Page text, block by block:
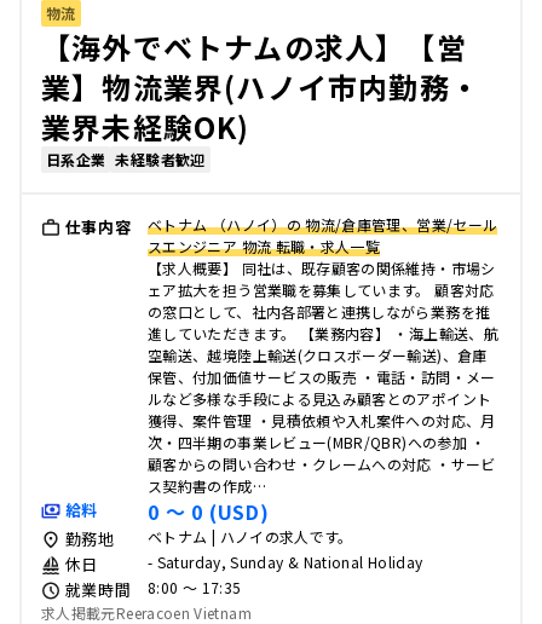
物流
【海外でベトナムの求人】【営
業】物流業界(ハノイ市内勤務・
業界未経験OK)
日系企業 未経験者歓迎
仕事内容
ベトナム （ハノイ）の 物流/倉庫管理、営業/セール
スエンジニア 物流 転職・求人一覧
【求人概要】 同社は、既存顧客の関係維持・市場シ
ェア拡大を担う営業職を募集しています。 顧客対応
の窓口として、社内各部署と連携しながら業務を推
進していただきます。 【業務内容】 ・海上輸送、航
空輸送、越境陸上輸送(クロスボーダー輸送)、倉庫
保管、付加価値サービスの販売 ・電話・訪問・メー
ルなど多様な手段による見込み顧客とのアポイント
獲得、案件管理 ・見積依頼や入札案件への対応、月
次・四半期の事業レビュー(MBR/QBR)への参加 ・
顧客からの問い合わせ・クレームへの対応 ・サービ
ス契約書の作成…
給料 0 〜 0 (USD)
勤務地 ベトナム | ハノイの求人です。
休日 - Saturday, Sunday & National Holiday
就業時間
8:00 〜 17:35
求人掲載元Reeracoen Vietnam